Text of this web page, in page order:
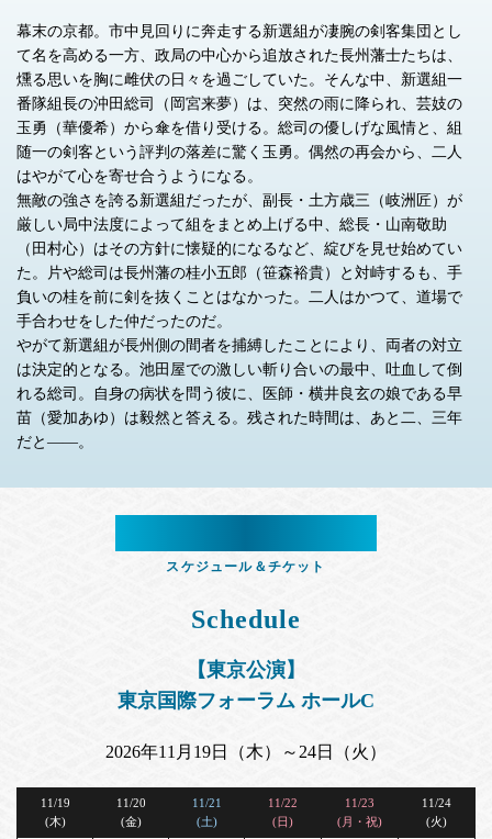
幕末の京都。市中見回りに奔走する新選組が凄腕の剣客集団とし
て名を高める一方、政局の中心から追放された長州藩士たちは、
燻る思いを胸に雌伏の日々を過ごしていた。そんな中、新選組一
番隊組長の沖田総司（岡宮来夢）は、突然の雨に降られ、芸妓の
玉勇（華優希）から傘を借り受ける。総司の優しげな風情と、組
随一の剣客という評判の落差に驚く玉勇。偶然の再会から、二人
はやがて心を寄せ合うようになる。
無敵の強さを誇る新選組だったが、副長・土方歳三（岐洲匠）が
厳しい局中法度によって組をまとめ上げる中、総長・山南敬助
（田村心）はその方針に懐疑的になるなど、綻びを見せ始めてい
た。片や総司は長州藩の桂小五郎（笹森裕貴）と対峙するも、手
負いの桂を前に剣を抜くことはなかった。二人はかつて、道場で
手合わせをした仲だったのだ。
やがて新選組が長州側の間者を捕縛したことにより、両者の対立
は決定的となる。池田屋での激しい斬り合いの最中、吐血して倒
れる総司。自身の病状を問う彼に、医師・横井良玄の娘である早
苗（愛加あゆ）は毅然と答える。残された時間は、あと二、三年
だと――。
スケジュール＆チケット
Schedule
【東京公演】
東京国際フォーラム ホールC
2026年11月19日（木）～24日（火）
11/19
(木)
11/20
(金)
11/21
(土)
11/22
(日)
11/23
(月・祝)
11/24
(火)